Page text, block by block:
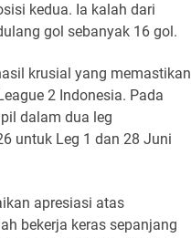
kedua. Ia kalah dari
gol sebanyak 16 gol.
krusial yang memastikan
2 Indonesia. Pada
dalam dua leg
untuk Leg 1 dan 28 Juni
apresiasi atas
bekerja keras sepanjang